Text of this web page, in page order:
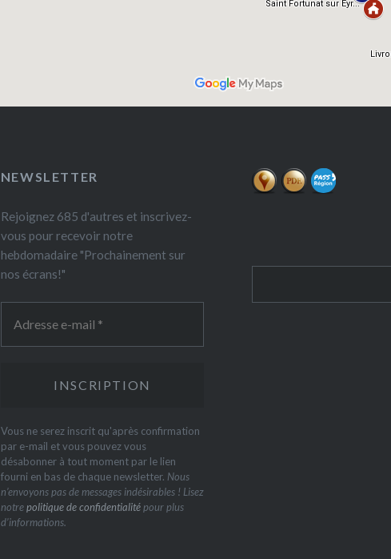
NEWSLETTER
Rejoignez 685 d'autres et inscrivez-
vous pour recevoir notre
hebdomadaire "Prochainement sur
nos écrans!"
Vous ne serez inscrit qu'après confirmation
par e-mail et vous pouvez vous
désabonner à tout moment par le lien
fourni en bas de chaque newsletter. Nous
n’envoyons pas de messages indésirables ! Lisez
notrepolitique de confidentialitépour plus
d’informations.